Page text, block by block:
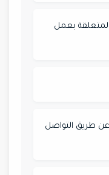
بعمل
عن طريق التواصل